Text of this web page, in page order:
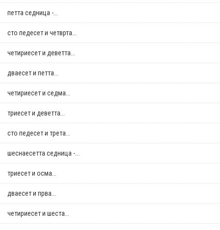
петта седница -...
сто педесет и четврта...
четириесет и деветта...
дваесет и петта...
четириесет и седма...
триесет и деветта...
сто педесет и трета...
шеснаесетта седница -...
триесет и осма...
дваесет и прва...
четириесет и шеста...